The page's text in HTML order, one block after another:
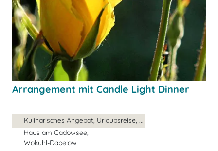
Arrangement mit Candle Light Dinner
Kulinarisches Angebot, Urlaubsreise, ...
Haus am Gadowsee,
Wokuhl-Dabelow